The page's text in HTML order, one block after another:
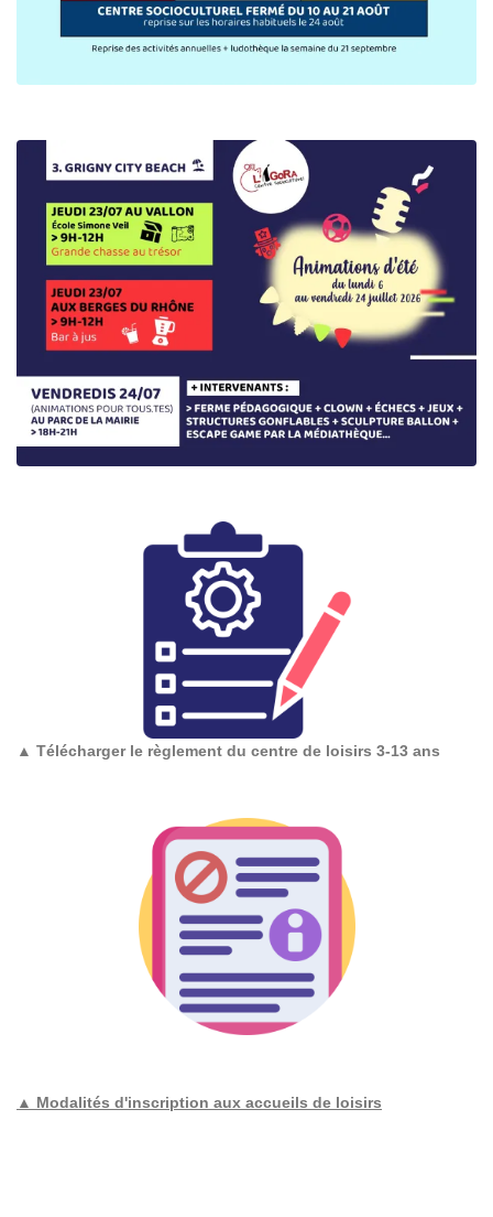
▲ Télécharger le règlement du centre de loisirs 3-13 ans
▲ Modalités d'inscription aux accueils de loisirs